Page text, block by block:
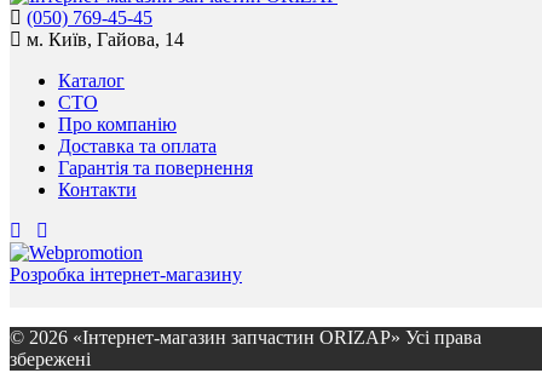
(050) 769-45-45
м. Київ, Гайова, 14
Каталог
СТО
Про компанію
Доставка та оплата
Гарантія та повернення
Контакти
Розробка інтернет-магазину
© 2026 «Інтернет-магазин запчастин ORIZAP» Усі права
збережені